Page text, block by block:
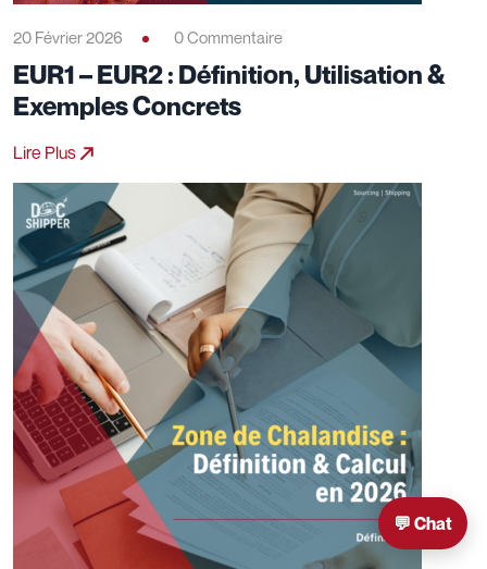
20 Février 2026 0 Commentaire
EUR1 – EUR2 : Définition, Utilisation &
Exemples Concrets
Lire Plus
💬 Chat